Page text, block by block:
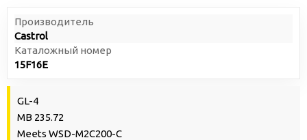
Производитель
Castrol
Каталожный номер
15F16E
GL-4
MB 235.72
Meets WSD-M2C200-C